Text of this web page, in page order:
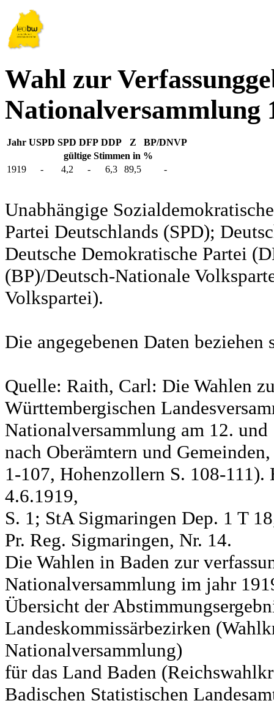
Wahl zur
Nationalversammlung
Jahr USPD SPD DFP DDP Z
BP/DNVP
gültige Stimmen in %
1919
- 4,2 - 6,3 89,5 -
Unabhängige
Partei Deutschlands (SPD);
Deutsche Demokratische Partei
(BP)/Deutsch-Nationale
Volkspartei).
Die angegebenen Daten
Quelle: Raith, Carl: Die Wahlen
Württembergischen
Nationalversammlung am 12. und
nach Oberämtern und
1-107, Hohenzollern S. 108-
4.6.1919,
S. 1; StA Sigmaringen Dep. 1 T
Pr. Reg. Sigmaringen, Nr. 14.
Die Wahlen in Baden zur
Nationalversammlung im jahr
Übersicht der
Landeskommissärbezirken
Nationalversammlung)
für das Land Baden
Badischen Statistischen